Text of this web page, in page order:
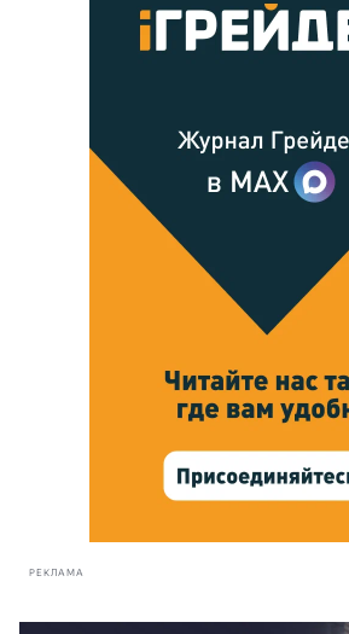
РЕКЛАМА